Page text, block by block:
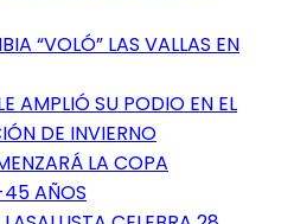
“VOLÓ” LAS VALLAS EN
AMPLIÓ SU PODIO EN EL
DE INVIERNO
LA COPA
45 AÑOS